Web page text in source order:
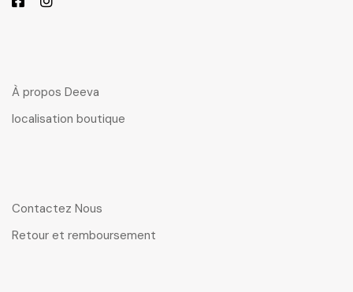
À propos Deeva
localisation boutique
Contactez Nous
Retour et remboursement